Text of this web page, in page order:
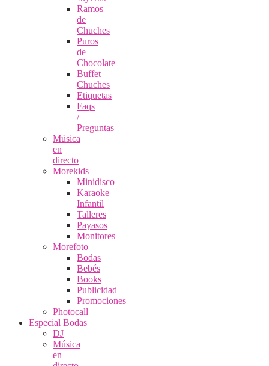
Ramos
de
Chuches
Puros
de
Chocolate
Buffet
Chuches
Etiquetas
Faqs
/
Preguntas
Música
en
directo
Morekids
Minidisco
Karaoke
Infantil
Talleres
Payasos
Monitores
Morefoto
Bodas
Bebés
Books
Publicidad
Promociones
Photocall
Especial Bodas
DJ
Música
en